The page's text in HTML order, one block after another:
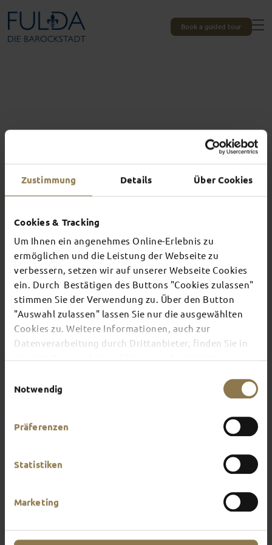
Zustimmung Details Über Cookies
Cookies & Tracking
Um Ihnen ein angenehmes Online-Erlebnis zu
ermöglichen und die Leistung der Webseite zu
verbessern, setzen wir auf unserer Webseite Cookies
ein. Durch Bestätigen des Buttons "Cookies zulassen"
stimmen Sie der Verwendung zu. Über den Button
"Auswahl zulassen" lassen Sie nur die ausgewählten
Cookies zu. Weitere Informationen, auch zur
Datenverarbeitung durch Drittanbieter, finden Sie in
Notwendig
Präferenzen
Statistiken
Marketing
Book a guided tour
Experiences unique to Fulda
TOP EVENTS
There's always something going on in Fulda:
whether it's a concert, a musical, a fun-filled
guided tour or a theatre performance – this is the